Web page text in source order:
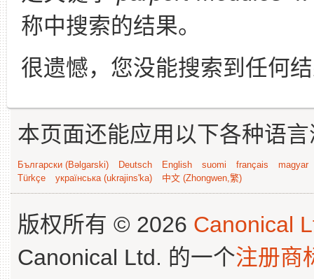
称中搜索的结果。
很遗憾，您没能搜索到任何
本页面还能应用以下各种语
Български (Bəlgarski) Deutsch English suomi français
magyar
Türkçe
українська (ukrajins'ka) 中文 (Zhongwen,繁)
版权所有 © 2026 Canonical
Canonical Ltd. 的一个注册商